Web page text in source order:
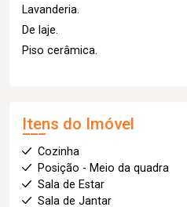
Lavanderia.
De laje.
Piso cerâmica.
Itens do Imóvel
Cozinha
Posição - Meio da quadra
Sala de Estar
Sala de Jantar